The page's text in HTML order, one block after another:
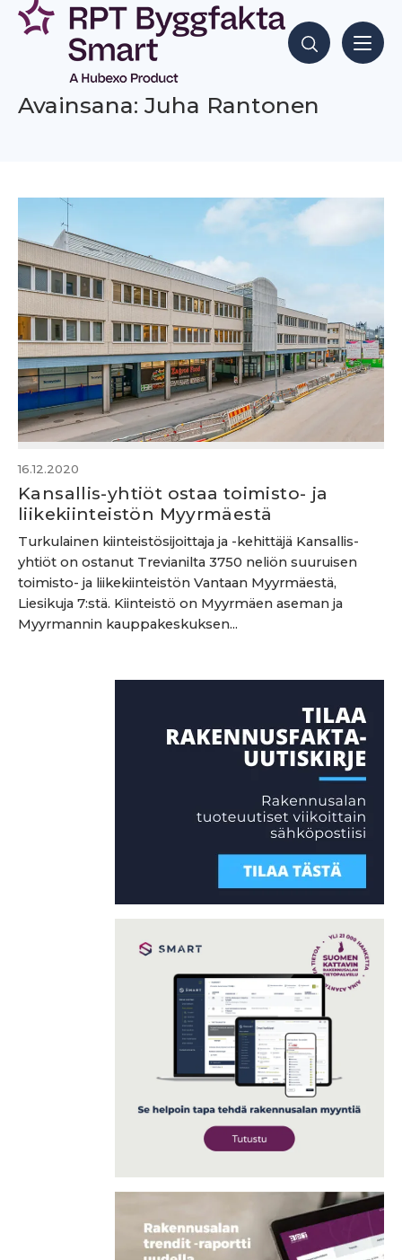
Siirry
sisältöön
Hae sisältöjä
Avainsana: Juha Rantonen
16.12.2020
Kansallis-yhtiöt ostaa toimisto- ja
liikekiinteistön Myyrmäestä
Turkulainen kiinteistösijoittaja ja -kehittäjä Kansallis-
yhtiöt on ostanut Trevianilta 3750 neliön suuruisen
toimisto- ja liikekiinteistön Vantaan Myyrmäestä,
Liesikuja 7:stä. Kiinteistö on Myyrmäen aseman ja
Myyrmannin kauppakeskuksen...